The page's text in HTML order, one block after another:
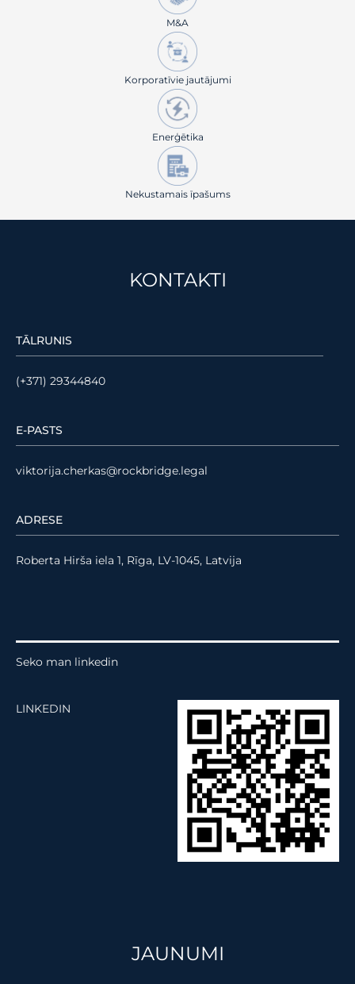
M&A
Korporatīvie jautājumi
Enerģētika
Nekustamais īpašums
JAUNUMI
KONTAKTI
TĀLRUNIS
(+371) 29344840
E-PASTS
viktorija.cherkas@rockbridge.legal
ADRESE
Roberta Hirša iela 1, Rīga, LV-1045, Latvija
Seko man linkedin
LINKEDIN